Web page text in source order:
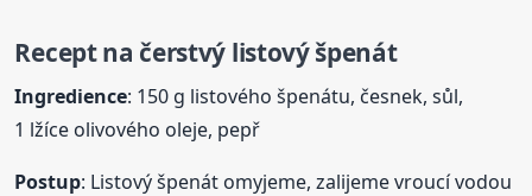
Recept na čerstvý listový špenát
Ingredience: 150 g listového špenátu, česnek, sůl,
1 lžíce olivového oleje, pepř
Postup: Listový špenát omyjeme, zalijeme vroucí vodou